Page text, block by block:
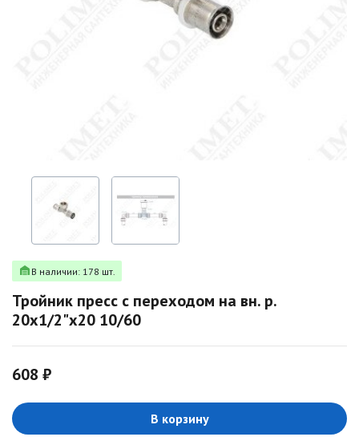
В наличии: 178 шт.
Тройник пресс с переходом на вн. р.
20х1/2"х20 10/60
608 ₽
В корзину